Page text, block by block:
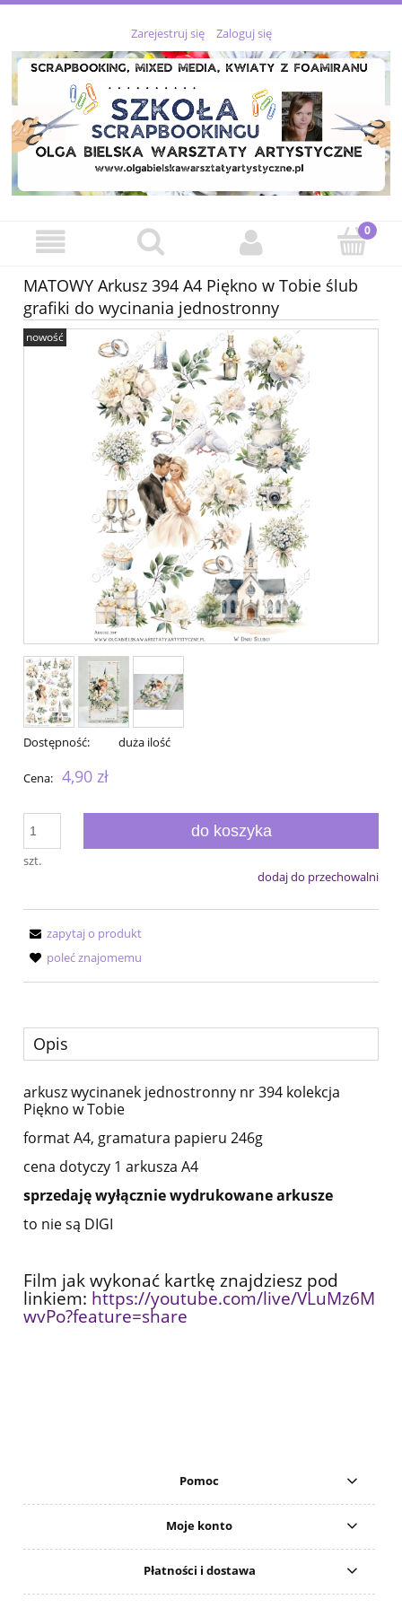
Zarejestruj się Zaloguj się
MATOWY Arkusz 394 A4 Piękno w Tobie ślub
grafiki do wycinania jednostronny
nowość
Dostępność: duża ilość
Cena: 4,90 zł
szt.
do koszyka
dodaj do przechowalni
zapytaj o produkt
poleć znajomemu
Opis
arkusz wycinanek jednostronny nr 394 kolekcja
Piękno w Tobie
format A4, gramatura papieru 246g
cena dotyczy 1 arkusza A4
sprzedaję wyłącznie wydrukowane arkusze
to nie są DIGI
Film jak wykonać kartkę znajdziesz pod
linkiem: https://youtube.com/live/VLuMz6M
wvPo?feature=share
Pomoc
Moje konto
Płatności i dostawa